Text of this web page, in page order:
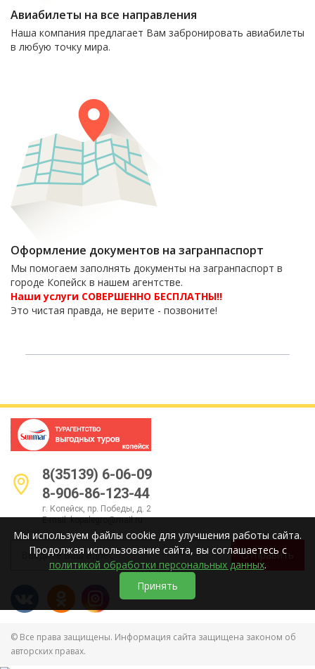
Авиабилеты на все направления
Наша компания предлагает Вам забронировать авиабилеты
в любую точку мира.
Оформление документов на загранпаспорт
Мы помогаем заполнять документы на загранпаспорт в
городе Копейск в нашем агентстве.
Наши услуги СОВЕРШЕННО БЕСПЛАТНЫ!!
Это чистая правда, не верите - позвоните!
8(35139) 6-06-09
8-906-86-123-44
г. Копейск, пр. Победы, д. 2
E-mail:kopalegro@mail.ru
Отправить
© Все права защищены. Информация сайта защищена законом об
авторских правах.
Мы используем файлы cookie для улучшения работы сайта.
Продолжая использование сайта, вы соглашаетесь с
политикой обработки персональных данных.
Принять